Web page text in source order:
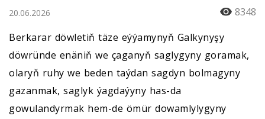
20.06.2026
8348
Berkarar döwletiň täze eýýamynyň Galkynyşy
döwründe enäniň we çaganyň saglygyny goramak,
olaryň ruhy we beden taýdan sagdyn bolmagyny
gazanmak, saglyk ýagdaýyny has-da
gowulandyrmak hem-de ömür dowamlylygyny